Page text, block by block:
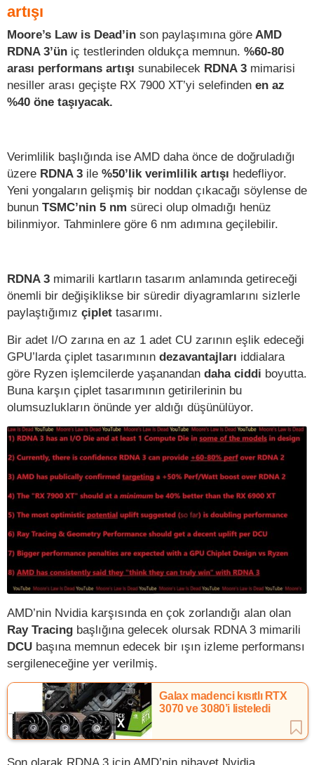
artışı
Moore’s Law is Dead’in son paylaşımına göre AMD
RDNA 3’ün iç testlerinden oldukça memnun. %60-80
arası performans artışı sunabilecek RDNA 3 mimarisi
nesiller arası geçişte RX 7900 XT’yi selefinden en az
%40 öne taşıyacak.
Verimlilik başlığında ise AMD daha önce de doğruladığı
üzere RDNA 3 ile %50’lik verimlilik artışı hedefliyor.
Yeni yongaların gelişmiş bir noddan çıkacağı söylense de
bunun TSMC’nin 5 nm süreci olup olmadığı henüz
bilinmiyor. Tahminlere göre 6 nm adımına geçilebilir.
RDNA 3 mimarili kartların tasarım anlamında getireceği
önemli bir değişiklikse bir süredir diyagramlarını sizlerle
paylaştığımız çiplet tasarımı.
Bir adet I/O zarına en az 1 adet CU zarının eşlik edeceği
GPU’larda çiplet tasarımının dezavantajları iddialara
göre Ryzen işlemcilerde yaşanandan daha ciddi boyutta.
Buna karşın çiplet tasarımının getirilerinin bu
olumsuzlukların önünde yer aldığı düşünülüyor.
AMD’nin Nvidia karşısında en çok zorlandığı alan olan
Ray Tracing başlığına gelecek olursak RDNA 3 mimarili
DCU başına memnun edecek bir ışın izleme performansı
sergileneceğine yer verilmiş.
Galax madenci kısıtlı RTX
3070 ve 3080’i listeledi